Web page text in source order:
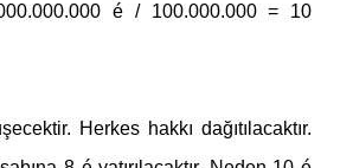
é / 100.000.000 = 10
Herkes hakkı dağıtılacaktır.